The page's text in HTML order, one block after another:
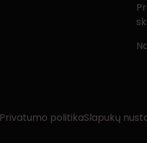
Privatumo politikaSlapukų